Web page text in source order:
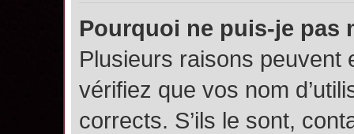
Pourquoi ne puis-je pas
Plusieurs raisons peuvent
vérifiez que vos nom
corrects. S’ils le sont,